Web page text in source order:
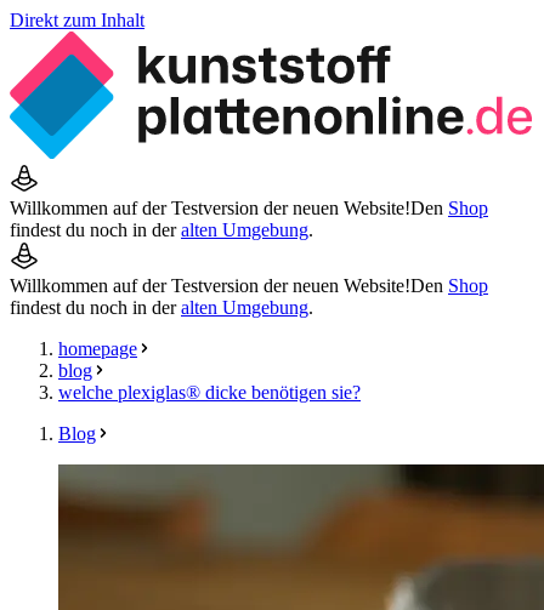
Direkt zum Inhalt
Willkommen auf der Testversion der neuen Website!Den Shop
findest du noch in deralten Umgebung.
Willkommen auf der Testversion der neuen Website!Den Shop
findest du noch in deralten Umgebung.
homepage
blog
welche plexiglas® dicke benötigen sie?
Blog